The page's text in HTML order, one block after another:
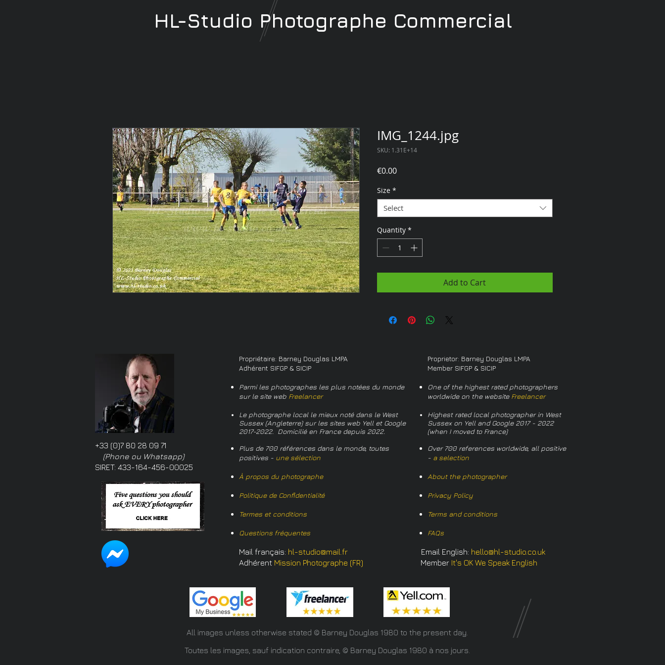
IMG_1244.jpg
SKU: 1.31E+14
€0.00Price
Size *
Select
Quantity *
Add to Cart
HL-Studio Photographe Commercial
+33 (0)7 80 28 09 71
(Phone ou Whatsapp)
SIRET: 433-164-456-00025
Propriétaire: Barney Douglas LMPA
Adhérent SIFGP & SICIP
Parmi les photographes les plus notées du monde
sur le site web Freelancer
Le photographe local le mieux noté dans le West
Sussex (Angleterre) sur les sites web Yell et Google
2017-2022. Domicilié en France depuis 2022.
Plus de 700 références dans le monde, toutes
positives - une sélection
À propos du photographe
Politique de Confidentialité
Termes et conditions
Questions fréquentes
Proprietor: Barney Douglas LMPA
Member SIFGP & SICIP
One of the highest rated photographers
worldwide on the website Freelancer
Highest rated local photographer in West
Sussex on Yell and Google 2017 - 2022
(when I moved to France)
Over 700 references worldwide, all positive
- a selection
About the photographer
Privacy Policy
Terms and conditions
FAQs
Mail français: hl-studio@mail.fr Email English: hello@hl-studio.co.uk
Adhérent Mission Photographe (FR) Member It's OK We Speak English
All images unless otherwise stated © Barney Douglas 1980 to the present day.
Toutes les images, sauf indication contraire, © Barney Douglas 1980 à nos jours.